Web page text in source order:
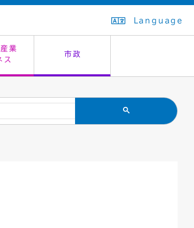
Language
業
ス
市政
生活排水
市民安全
教育委員会
入学式・卒業式
救急・夜間診療
感染症
施設予約（まつぼっくり）
はたちの集い
指定管理者制度
公共事業の技術監理
議会
オープンデータ